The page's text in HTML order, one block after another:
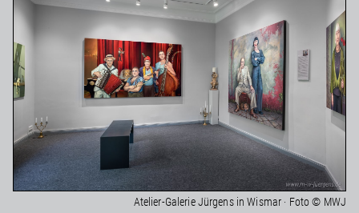
Atelier-Galerie Jürgens in Wismar · Foto © MWJ